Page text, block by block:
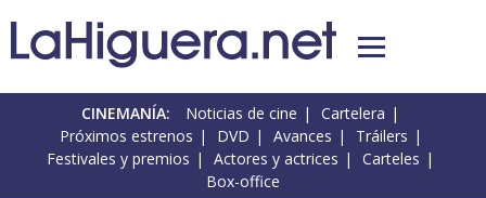
CINEMANÍA: Noticias de cine
Cartelera
Próximos estrenos
DVD Avances
Tráilers
Festivales y premios
Actores y actrices
Carteles
Box-office